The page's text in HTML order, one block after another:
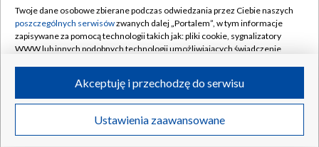
Rada Programowa
System NOS
Informacje o nadawcy
Program dla prasy
Ogłoszenie przetargowe
Kontakt
Kanały
©2026 Telewizja Polska S.A. w likwidacji
Twoje dane osobowe zbierane podczas odwiedzania przez Ciebie naszych
poszczególnych serwisówzwanych dalej „Portalem”, w tym informacje
zapisywane za pomocą technologii takich jak: pliki cookie, sygnalizatory
WWW lub innych podobnych technologii umożliwiających świadczenie
ruchu w Internecie.
Twoje dane osobowe zbierane podczas odwiedzania przez Ciebie
poszczególnych serwisówna Portalu, takie jak adresy IP, identyfikatory
Ustawienia zaawansowane
Akceptuję i przechodzę do serwisu